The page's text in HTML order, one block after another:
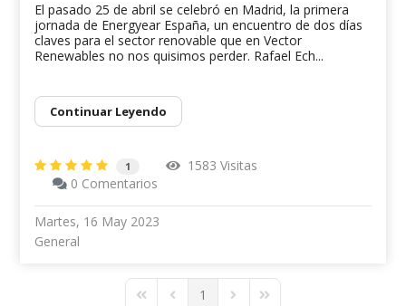
El pasado 25 de abril se celebró en Madrid, la primera
jornada de Energyear España, un encuentro de dos días
claves para el sector renovable que en Vector
Renewables no nos quisimos perder. Rafael Ech...
Continuar Leyendo
1
1583 Visitas
0 Comentarios
Martes, 16 May 2023
General
First PagePrevious Page
1 Next PageLast Page